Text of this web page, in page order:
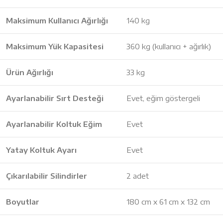
Maksimum Kullanıcı Ağırlığı 140 kg
Maksimum Yük Kapasitesi 360 kg (kullanıcı + ağırlık)
Ürün Ağırlığı 33 kg
Ayarlanabilir Sırt Desteği Evet, eğim göstergeli
Ayarlanabilir Koltuk Eğim Evet
Yatay Koltuk Ayarı Evet
Çıkarılabilir Silindirler 2 adet
Boyutlar 180 cm x 61 cm x 132 cm